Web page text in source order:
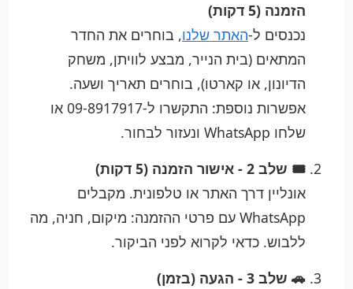
הזמנה (5 דקות)
נכנסים ל-האתר שלנו, בוחרים את החדר
המתאים (בית הנייר, מבצע לוויתן, משחק
הדיונון, או קארטו), בוחרים תאריך ושעה.
אפשרות נוספת: התקשרו ל-09-8917917 או
שלחו WhatsApp ונעזור לבחור.
🎟️ שלב 2 - אישור הזמנה (5 דקות)
אונליין דרך האתר או טלפונית. מקבלים
WhatsApp עם פרטי ההזמנה: מיקום, חניה, מה
ללבוש. כדאי לקרוא לפני הביקור.
🚗 שלב 3 - הגעה (בזמן)